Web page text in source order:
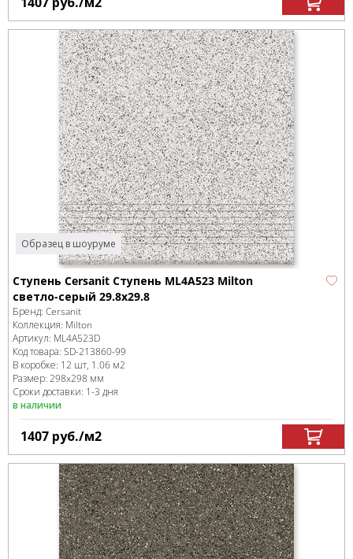
Образец в шоуруме
Ступень Cersanit Ступень ML4A523 Milton
светло-серый 29.8x29.8
Бренд: Cersanit
Коллекция: Milton
Артикул: ML4A523D
Код товара: SD-213860-99
В коробке: 12 шт, 1.06 м2
Размер: 298x298 мм
Сроки доставки: 1-3 дня
в наличии
1407 руб./м2